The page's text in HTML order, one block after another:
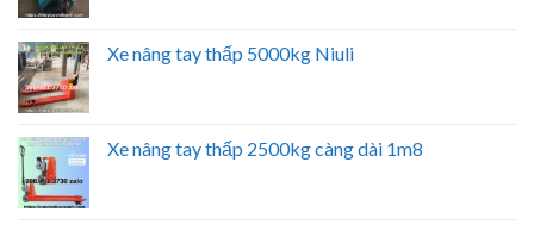
Xe nâng tay thấp 5000kg Niuli
Xe nâng tay thấp 2500kg càng dài 1m8